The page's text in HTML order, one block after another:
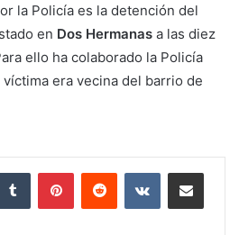
la Policía es la detención del
en Dos Hermanas a las diez
ello ha colaborado la Policía
víctima era vecina del barrio de
Tumblr PinterestReddit VKontakteCompartir por